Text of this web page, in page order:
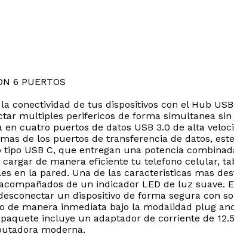
6 PUERTOS
conectividad de tus dispositivos con el Hub
multiples perifericos de forma simultanea
cuatro puertos de datos USB 3.0 de alta
de los puertos de transferencia de datos,
USB C, que entregan una potencia
cargar de manera eficiente tu telefono celular,
en la pared. Una de las caracteristicas mas
de un indicador LED de luz
un dispositivo de forma segura con
manera inmediata bajo la modalidad plug
incluye un adaptador de corriente de
moderna.